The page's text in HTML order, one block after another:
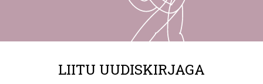
LIITU UUDISKIRJAGA